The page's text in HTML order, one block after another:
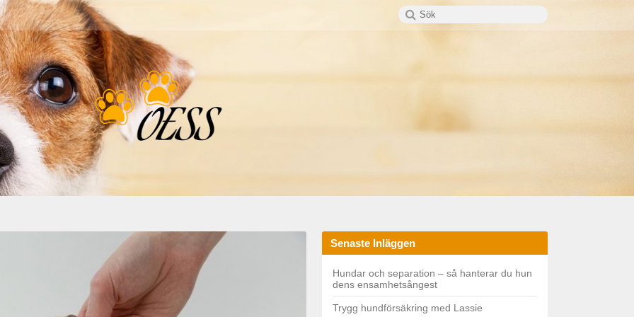
Search
for:
Senaste Inläggen
Hundar och separation – så hanterar du hun
dens ensamhetsångest
Trygg hundförsäkring med Lassie